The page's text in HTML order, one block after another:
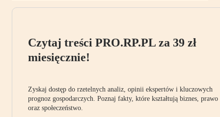
Czytaj treści PRO.RP.PL za 39 zł
miesięcznie!
Zyskaj dostęp do rzetelnych analiz, opinii ekspertów i kluczowych
prognoz gospodarczych. Poznaj fakty, które kształtują biznes, prawo
oraz społeczeństwo.